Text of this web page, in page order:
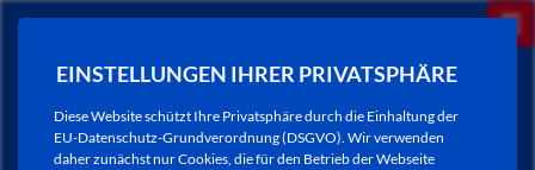
EINSTELLUNGEN IHRER PRIVATSPHÄRE
Diese Website schützt Ihre Privatsphäre durch die Einhaltung der
EU-Datenschutz-Grundverordnung (DSGVO). Wir verwenden
daher zunächst nur Cookies, die für den Betrieb der Webseite